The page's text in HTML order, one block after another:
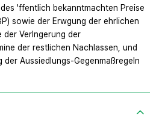
'ffentlich bekanntmachten Preise
sowie der Erwgung der ehrlichen
der Verlngerung der
der restlichen Nachlassen, und
der Aussiedlungs-Gegenmaßregeln